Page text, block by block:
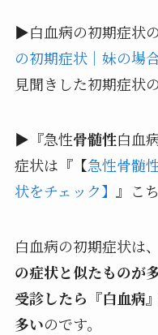
▶白血病の初期症状の
の初期症状｜妹の場
見聞きした初期症状
▶『急性骨髄性白血
症状は『【急性骨髄
状をチェック】 』こ
白血病の初期症状は、
の症状と似たものが
受診したら『白血病
多いのです。